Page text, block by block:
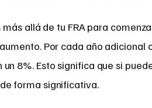
allá de tu FRA para
Por cada año adicional
8%. Esto significa que si
forma significativa.